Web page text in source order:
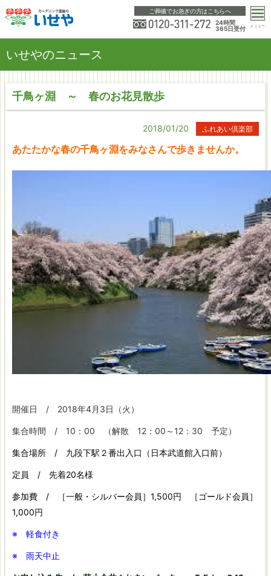
ご葬儀でお急ぎの方はこちらへ
24時間
365日受付
メニュー
いせやのニュース
千鳥ヶ淵 ～ 春のお花見散歩
2018/01/20 ふれあい倶楽部
あたたかな春の千鳥ヶ淵をみなさんで歩きませんか。
開催日 / 2018年4月3日（火）
集合時間 / 10：00 （解散 12：00～12：30 予定）
集合場所 / 九段下駅２番出入口（日本武道館入口前）
定員 / 先着20名様
参加費 / ［一般・シルバー会員］1,500円 ［ゴールド会員］
1,000円
※ 軽食付き
※ 雨天中止